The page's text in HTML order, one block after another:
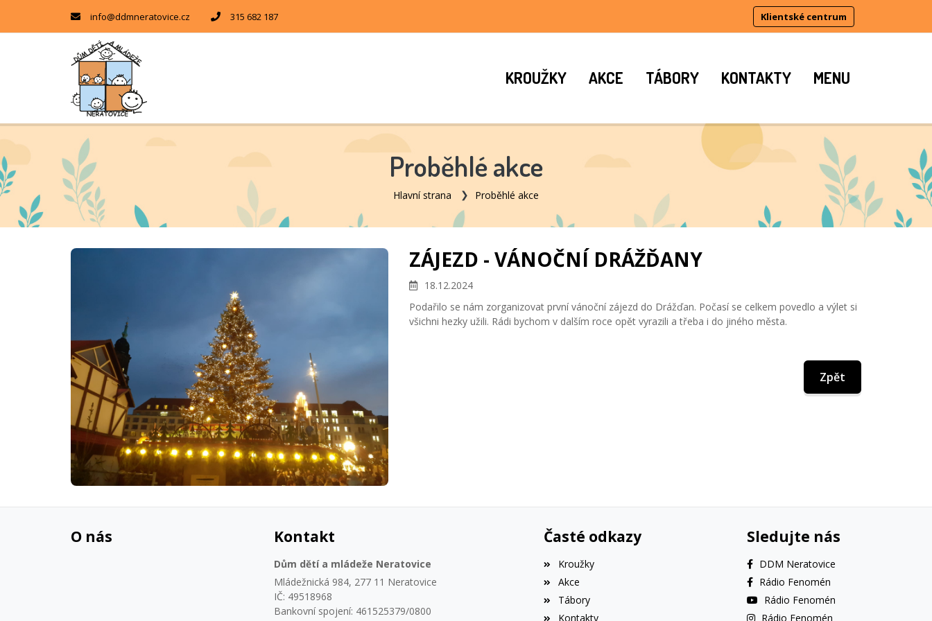
info@ddmneratovice.cz 315 682 187 Klientské centrum
KROUŽKY AKCE TÁBORY KONTAKTY MENU
Proběhlé akce
Hlavní strana Proběhlé akce
ZÁJEZD - VÁNOČNÍ DRÁŽĎANY
18.12.2024
Podařilo se nám zorganizovat první vánoční zájezd do Drážďan. Počasí se celkem povedlo a výlet si
všichni hezky užili. Rádi bychom v dalším roce opět vyrazili a třeba i do jiného města.
Zpět
O nás Kontakt
Dům dětí a mládeže Neratovice
Mládežnická 984, 277 11 Neratovice
IČ: 49518968
Bankovní spojení: 461525379/0800
Časté odkazy
Kroužky
Akce
Tábory
Kontakty
Sledujte nás
DDM Neratovice
Rádio Fenomén
Rádio Fenomén
Rádio Fenomén